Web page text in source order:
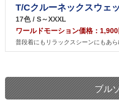
T/Cクルーネックスウェ
17色 / S～XXXL
ワールドモーション価格：1,900
普段着にもリラックスシーンにもあ
ブル